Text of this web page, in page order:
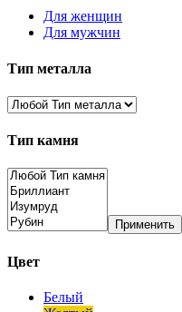
Для женщин
Для мужчин
Тип металла
Тип камня
Применить
Цвет
Белый